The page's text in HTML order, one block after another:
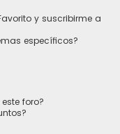
y suscribirme a
específicos?
foro?